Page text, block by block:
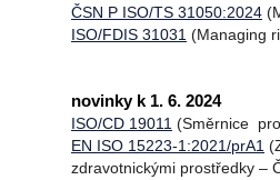
ČSN P ISO/TS 31050:2024
ISO/FDIS 31031 (Managing
novinky k 1. 6. 2024
ISO/CD 19011 (Směrnice
EN ISO 15223-1:2021/prA1
zdravotnickými prostředky –